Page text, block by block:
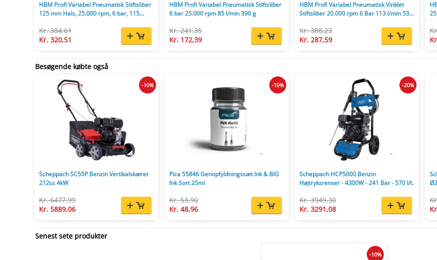
HBM Profi Variabel Pneumatisk Stiftsliber
125 mm Hals, 25.000 rpm, 6 bar, 115
l/min
Kr. 384,61
Kr. 320,51
HBM Profi Variabel Pneumatisk Stiftsliber
6 bar 25.000 rpm 85 l/min 390 g
Kr. 241,35
Kr. 172,39
HBM Profi Variabel Pneumatisk Vinklet
Stiftsliber 20.000 rpm 6 Bar 113 l/min 530
Kr. 388,23
Kr. 287,59
Besøgende købte også
Scheppach SC55P Benzin Vertikalskærer
212cc 4kW
Kr. 6477,99
Kr. 5889,06
-10%
Pica 55846 Genopfyldningssæt Ink & BIG
Ink Sort 25ml
Kr. 53,90
Kr. 48,96
-10%
Scheppach HCP5000 Benzin
Højtryksrenser - 4300W - 241 Bar - 570 l/t.
Kr. 3949,30
Kr. 3291,08
-20%
Senest sete produkter
-10%